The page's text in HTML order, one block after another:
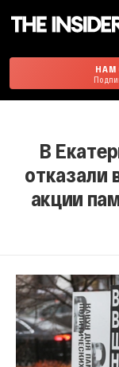
НАМ
В
отказали
акции